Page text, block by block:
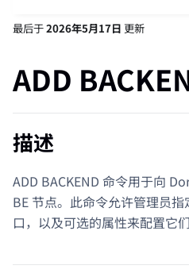
最后于2026年5月17日 更新
ADD
描述
ADD BACKEND 命令用于向
BE 节点。此命令允许管理员
口，以及可选的属性来配置它们